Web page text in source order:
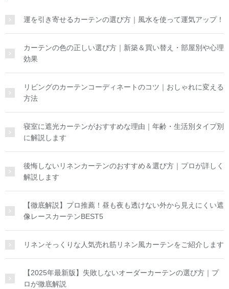
運を引き寄せるカーテンの選び方｜風水を使って運気アップ！
カーテンの色の正しい選び方｜新築＆買い替え・部屋別や心理
効果
リビングのカーテンコーディネートのコツ｜おしゃれに変える
方法
寝室に遮光カーテンがおすすめな理由｜年齢・生活別タイプ別
に解説します
後悔しないリネンカーテンのおすすめ＆選び方｜プロが詳しく
解説します
【徹底解説】プロ推薦！昼も夜も透けない外から見えにくい遮
像レースカーテンBEST5
リネンそっくりな人気売れ筋リネン風カーテンをご紹介します
【2025年最新版】失敗しないオーダーカーテンの選び方｜プ
ロが徹底解説